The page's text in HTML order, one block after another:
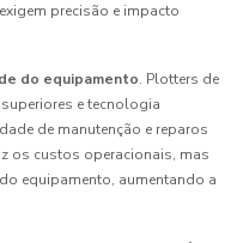
precisão e impacto
do equipamento. Plotters de
e tecnologia
de manutenção e reparos
os custos operacionais, mas
equipamento, aumentando a